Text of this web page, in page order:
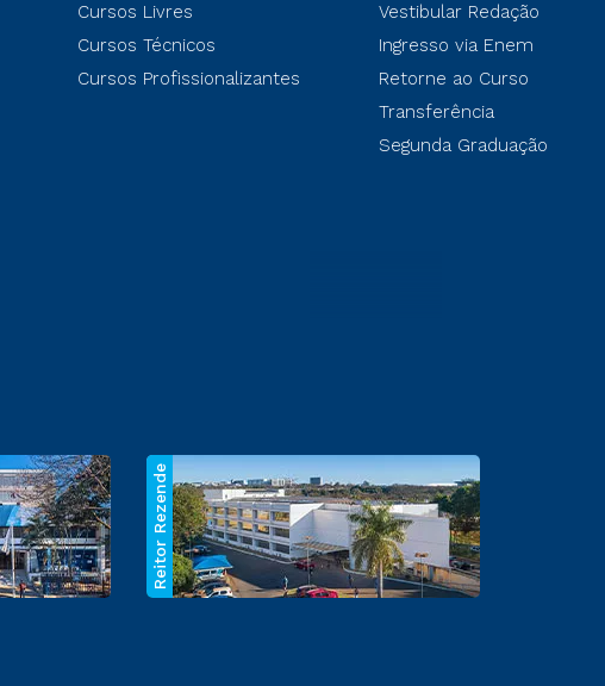
Cursos Livres
Cursos Técnicos
Cursos Profissionalizantes
Vestibular Redação
Ingresso via Enem
Retorne ao Curso
Transferência
Segunda Graduação
Reitor Rezende